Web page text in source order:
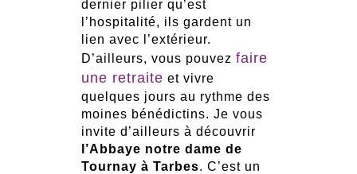
dernier pilier qu’est
l’hospitalité, ils gardent un
lien avec l’extérieur.
D’ailleurs, vous pouvez faire
une retraite et vivre
quelques jours au rythme des
moines bénédictins. Je vous
invite d’ailleurs à découvrir
l’Abbaye notre dame de
Tournay à Tarbes. C’est un